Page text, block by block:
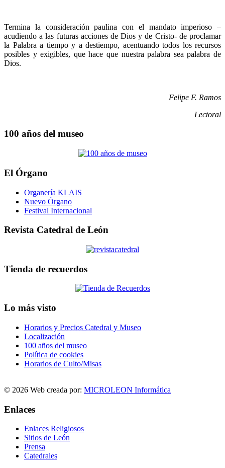
Termina la consideración paulina con el mandato imperioso –
acudiendo a las futuras acciones de Dios y de Cristo- de proclamar
la Palabra a tiempo y a destiempo, acentuando todos los recursos
posibles y exigibles, que hace que nuestra palabra sea palabra de
Dios.
Felipe F. Ramos
Lectoral
100 años del museo
El Órgano
Organería KLAIS
Nuevo Órgano
Festival Internacional
Revista Catedral de León
Tienda de recuerdos
Lo más visto
Horarios y Precios Catedral y Museo
Localización
100 años del museo
Política de cookies
Horarios de Culto/Misas
© 2026 Web creada por: MICROLEON Informática
Enlaces
Enlaces Religiosos
Sitios de León
Prensa
Catedrales